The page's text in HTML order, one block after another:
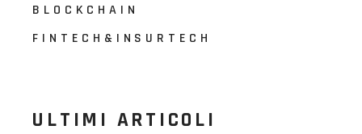
BLOCKCHAIN
FINTECH&INSURTECH
ULTIMI ARTICOLI